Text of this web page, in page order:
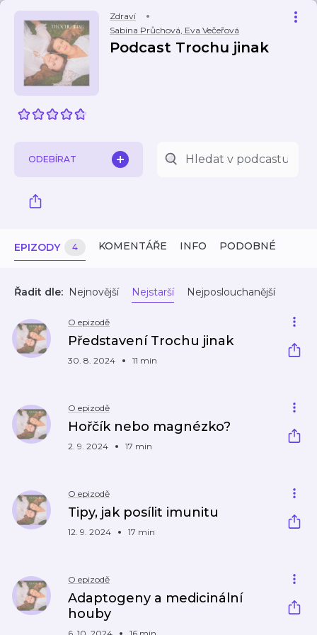
Zdraví
Sabina Průchová, Eva Večeřová
Podcast Trochu jinak
ODEBÍRAT
EPIZODY 4 KOMENTÁŘE INFO PODOBNÉ
Řadit dle: Nejnovější Nejstarší Nejposlouchanější
O epizodě
Představení Trochu jinak
30. 8. 2024 11 min
O epizodě
Hořčík nebo magnézko?
2. 9. 2024 17 min
O epizodě
Tipy, jak posílit imunitu
12. 9. 2024 17 min
O epizodě
Adaptogeny a medicinální
houby